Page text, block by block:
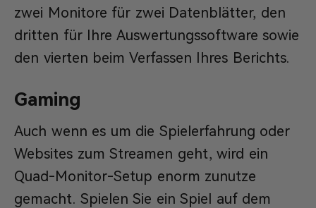
zwei Monitore für zwei Datenblätter, den
dritten für Ihre Auswertungssoftware sowie
den vierten beim Verfassen Ihres Berichts.
Gaming
Auch wenn es um die Spielerfahrung oder
Websites zum Streamen geht, wird ein
Quad-Monitor-Setup enorm zunutze
gemacht. Spielen Sie ein Spiel auf dem